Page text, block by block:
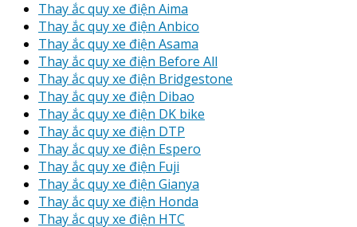
Thay ắc quy xe điện Aima
Thay ắc quy xe điện Anbico
Thay ắc quy xe điện Asama
Thay ắc quy xe điện Before All
Thay ắc quy xe điện Bridgestone
Thay ắc quy xe điện Dibao
Thay ắc quy xe điện DK bike
Thay ắc quy xe điện DTP
Thay ắc quy xe điện Espero
Thay ắc quy xe điện Fuji
Thay ắc quy xe điện Gianya
Thay ắc quy xe điện Honda
Thay ắc quy xe điện HTC